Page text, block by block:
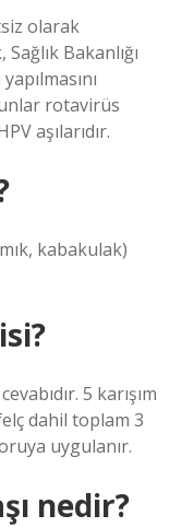
olarak
Bakanlığı
rotavirüs
aşılarıdır.
kabakulak)
5 karışım
dahil toplam 3
uygulanır.
nedir?